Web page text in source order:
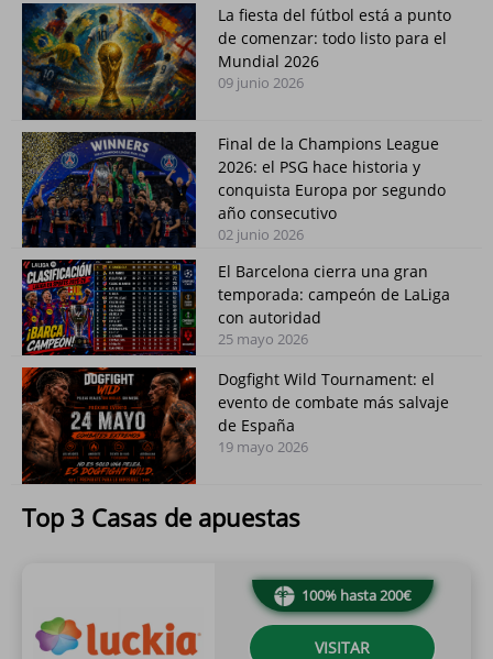
La fiesta del fútbol está a punto
de comenzar: todo listo para el
Mundial 2026
09 junio 2026
Final de la Champions League
2026: el PSG hace historia y
conquista Europa por segundo
año consecutivo
02 junio 2026
El Barcelona cierra una gran
temporada: campeón de LaLiga
con autoridad
25 mayo 2026
Dogfight Wild Tournament: el
evento de combate más salvaje
de España
19 mayo 2026
Top 3 Casas de apuestas
100% hasta 200€
VISITAR